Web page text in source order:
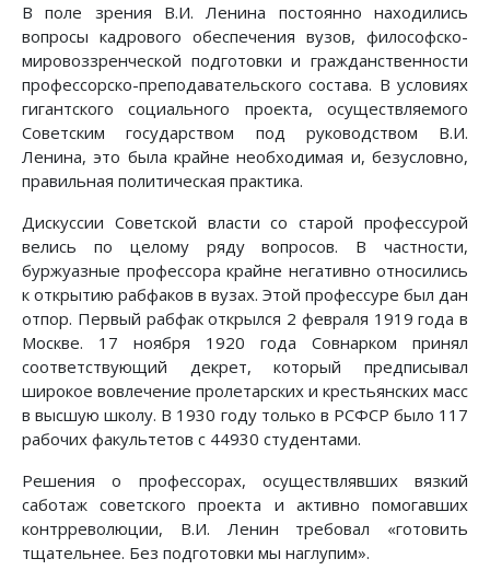
В поле зрения В.И. Ленина постоянно находились
вопросы кадрового обеспечения вузов, философско-
мировоззренческой подготовки и гражданственности
профессорско-преподавательского состава. В условиях
гигантского социального проекта, осуществляемого
Советским государством под руководством В.И.
Ленина, это была крайне необходимая и, безусловно,
правильная политическая практика.
Дискуссии Советской власти со старой профессурой
велись по целому ряду вопросов. В частности,
буржуазные профессора крайне негативно относились
к открытию рабфаков в вузах. Этой профессуре был дан
отпор. Первый рабфак открылся 2 февраля 1919 года в
Москве. 17 ноября 1920 года Совнарком принял
соответствующий декрет, который предписывал
широкое вовлечение пролетарских и крестьянских масс
в высшую школу. В 1930 году только в РСФСР было 117
рабочих факультетов с 44930 студентами.
Решения о профессорах, осуществлявших вязкий
саботаж советского проекта и активно помогавших
контрреволюции, В.И. Ленин требовал «готовить
тщательнее. Без подготовки мы наглупим».